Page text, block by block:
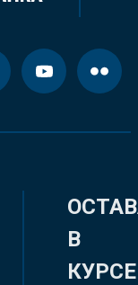
В
КУРСЕ